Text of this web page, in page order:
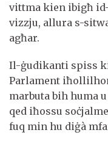
vittma kien ibigħ
vizzju, allura s-
agħar.
Il-ġudikanti spiss
Parlament
marbuta bih huma
qed iħossu
fuq min hu diġà